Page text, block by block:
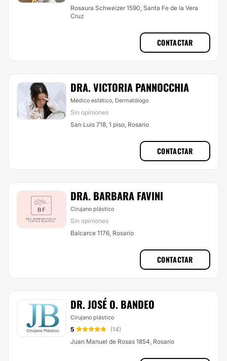
Rosaura Schweizer 1590, Santa Fe de la Vera
Cruz
CONTACTAR
DRA. VICTORIA PANNOCCHIA
Médico estético, Dermatólogo
Sin opiniones
San Luis 718, 1 piso, Rosario
CONTACTAR
DRA. BARBARA FAVINI
Cirujano plástico
Sin opiniones
Balcarce 1176, Rosario
CONTACTAR
DR. JOSÉ O. BANDEO
Cirujano plástico
5
(14)
Juan Manuel de Rosas 1854, Rosario